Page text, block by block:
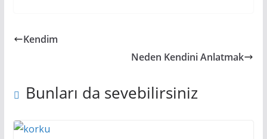
Kendim
Neden Kendini Anlatmak
Bunları da sevebilirsiniz